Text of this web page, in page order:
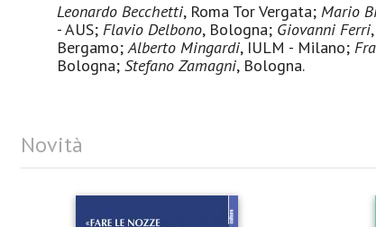
Leonardo Becchetti, Roma Tor Vergata; Mario
- AUS; Flavio Delbono, Bologna; Giovanni Ferri
Bergamo;Alberto Mingardi, IULM - Milano;
Bologna; Stefano Zamagni, Bologna.
Novità